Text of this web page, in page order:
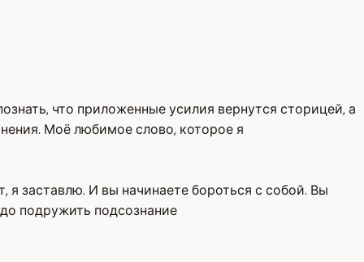
что приложенные усилия вернутся сторицей, а
Моё любимое слово, которое я
заставлю. И вы начинаете бороться с собой. Вы
подружить подсознание